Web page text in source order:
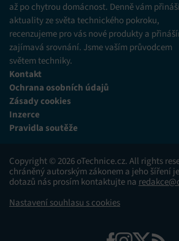
Marketing
Ukládání a/nebo přístup k informacím v
omezených údajů k výběru reklam,
personalizovanou reklamu, Používání
personalizované reklamy, Vytváření profilů
personalizovaný obsah, Používání profilů
personalizovaného obsahu, Použití
obsahu.
Funkce
zařízení na základě automaticky
informací.
Zajištění bezpečnosti, předcházení a
voleb ochrany osobních údajů.
až po chytrou domácnost. Denně vám
aktuality ze světa technického pokroku,
recenzujeme pro vás nové produkty a
zajímavá srovnání. Jsme vaším průvodcem
světem techniky.
Kontakt
Ochrana osobních údajů
Zásady cookies
Inzerce
Pravidla soutěže
Copyright © 2026 oTechnice.cz. All rights
chráněný autorským zákonem a jeho šíření
dotazů nás prosím kontaktujte na
Nastavení souhlasu s cookies